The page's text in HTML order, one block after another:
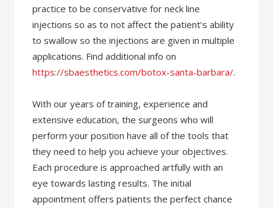
practice to be conservative for neck line
injections so as to not affect the patient’s ability
to swallow so the injections are given in multiple
applications. Find additional info on
https://sbaesthetics.com/botox-santa-barbara/.
With our years of training, experience and
extensive education, the surgeons who will
perform your position have all of the tools that
they need to help you achieve your objectives.
Each procedure is approached artfully with an
eye towards lasting results. The initial
appointment offers patients the perfect chance